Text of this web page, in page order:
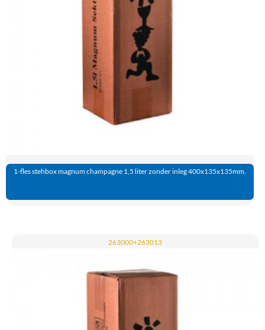
1-fles stehbox magnum champagne 1,5 liter zonder inleg 400x135x135mm.
263000+263013